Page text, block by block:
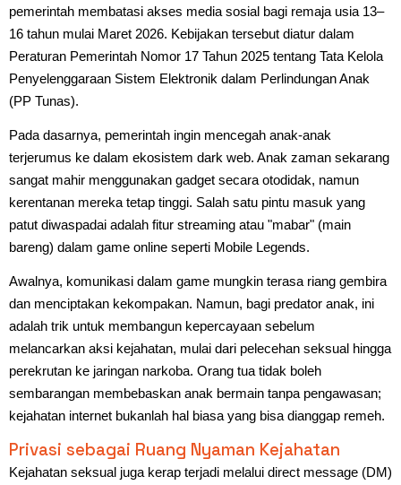
pemerintah membatasi akses media sosial bagi remaja usia 13–
16 tahun mulai Maret 2026. Kebijakan tersebut diatur dalam
Peraturan Pemerintah Nomor 17 Tahun 2025 tentang Tata Kelola
Penyelenggaraan Sistem Elektronik dalam Perlindungan Anak
(PP Tunas).
Pada dasarnya, pemerintah ingin mencegah anak-anak
terjerumus ke dalam ekosistem dark web. Anak zaman sekarang
sangat mahir menggunakan gadget secara otodidak, namun
kerentanan mereka tetap tinggi. Salah satu pintu masuk yang
patut diwaspadai adalah fitur streaming atau "mabar" (main
bareng) dalam game online seperti Mobile Legends.
Awalnya, komunikasi dalam game mungkin terasa riang gembira
dan menciptakan kekompakan. Namun, bagi predator anak, ini
adalah trik untuk membangun kepercayaan sebelum
melancarkan aksi kejahatan, mulai dari pelecehan seksual hingga
perekrutan ke jaringan narkoba. Orang tua tidak boleh
sembarangan membebaskan anak bermain tanpa pengawasan;
kejahatan internet bukanlah hal biasa yang bisa dianggap remeh.
Privasi sebagai Ruang Nyaman Kejahatan
Kejahatan seksual juga kerap terjadi melalui direct message (DM)